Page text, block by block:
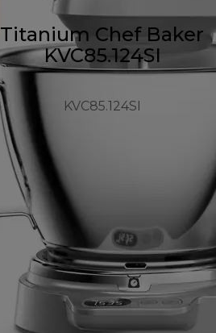
Titanium Chef Baker
KVC85.124SI
KVC85.124SI